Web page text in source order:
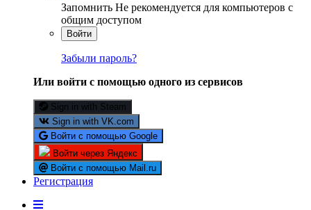
Запомнить Не рекомендуется для компьютеров с
общим доступом
Войти
Забыли пароль?
Или войти с помощью одного из сервисов
Sign in with Steam
Sign in with VK.com
Войти с помощью Google
Войти через Яндекс
Войти с помощью Mail.ru
Регистрация